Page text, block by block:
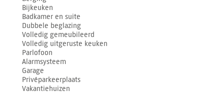
Bijkeuken
Badkamer en suite
Dubbele beglazing
Volledig gemeubileerd
Volledig uitgeruste keuken
Parlofoon
Alarmsysteem
Garage
Privéparkeerplaats
Vakantiehuizen